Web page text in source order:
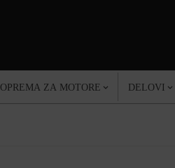
OPREMA ZA MOTORE DELOVI